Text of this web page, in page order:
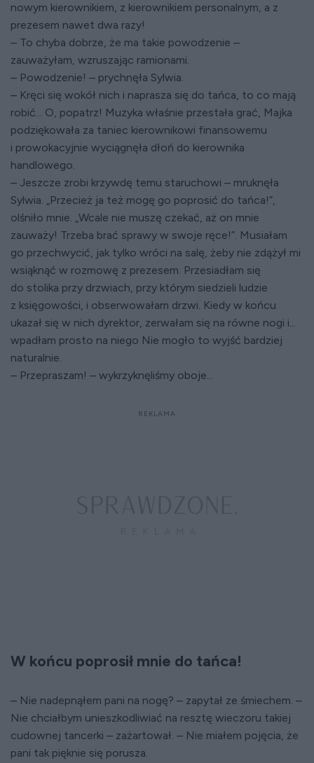
nowym kierownikiem, z kierownikiem personalnym, a z
prezesem nawet dwa razy!
– To chyba dobrze, że ma takie powodzenie –
zauważyłam, wzruszając ramionami.
– Powodzenie! – prychnęła Sylwia.
– Kręci się wokół nich i naprasza się do tańca, to co mają
robić... O, popatrz! Muzyka właśnie przestała grać, Majka
podziękowała za taniec kierownikowi finansowemu
i prowokacyjnie wyciągnęła dłoń do kierownika
handlowego.
– Jeszcze zrobi krzywdę temu staruchowi – mruknęła
Sylwia. „Przecież ja też mogę go poprosić do tańca!”,
olśniło mnie. „Wcale nie muszę czekać, aż on mnie
zauważy! Trzeba brać sprawy w swoje ręce!”. Musiałam
go przechwycić, jak tylko wróci na salę, żeby nie zdążył mi
wsiąknąć w rozmowę z prezesem. Przesiadłam się
do stolika przy drzwiach, przy którym siedzieli ludzie
z księgowości, i obserwowałam drzwi. Kiedy w końcu
ukazał się w nich dyrektor, zerwałam się na równe nogi i...
wpadłam prosto na niego Nie mogło to wyjść bardziej
naturalnie.
– Przepraszam! – wykrzyknęliśmy oboje...
W końcu poprosił mnie do tańca!
– Nie nadepnąłem pani na nogę? – zapytał ze śmiechem. –
Nie chciałbym unieszkodliwiać na resztę wieczoru takiej
cudownej tancerki – zażartował. – Nie miałem pojęcia, że
pani tak pięknie się porusza.